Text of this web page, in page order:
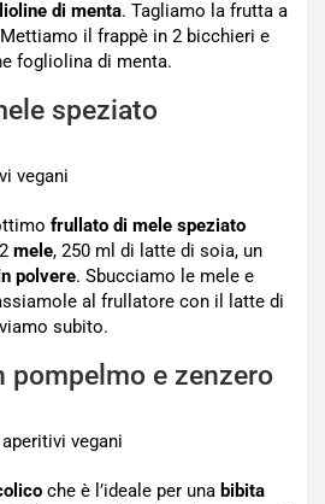
di menta. Tagliamo la frutta a
il frappè in 2 bicchieri e
fogliolina di menta.
speziato
frullato di mele speziato
mele, 250 ml di latte di soia, un
polvere. Sbucciamo le mele e
al frullatore con il latte di
subito.
pompelmo e zenzero
che è l’ideale per una bibita